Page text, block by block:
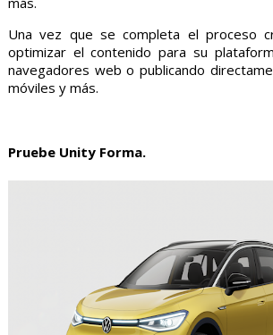
Una vez que se completa el proceso
optimizar el contenido para su
navegadores web o publicando
móviles y más.
Pruebe Unity Forma.